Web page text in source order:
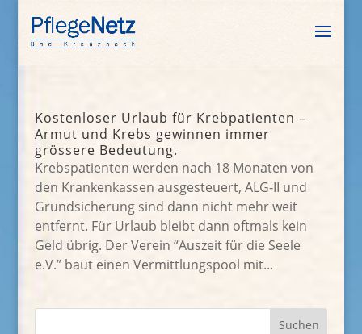
Kostenloser Urlaub für Krebpatienten –
Armut und Krebs gewinnen immer
grössere Bedeutung.
Krebspatienten werden nach 18 Monaten von
den Krankenkassen ausgesteuert, ALG-II und
Grundsicherung sind dann nicht mehr weit
entfernt. Für Urlaub bleibt dann oftmals kein
Geld übrig. Der Verein “Auszeit für die Seele
e.V.” baut einen Vermittlungspool mit...